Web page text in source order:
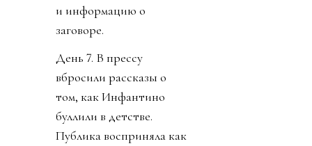
и информацию о
заговоре.
День 7. В прессу
вбросили рассказы о
том, как Инфантино
буллили в детстве.
Публика восприняла как